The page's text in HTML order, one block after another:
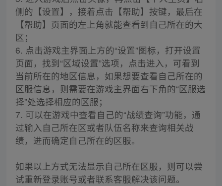
侧的【设置】，接着点击【帮助】按键，最后在
【帮助】页面的左上角就能查看到自己所在的大
区；
6. 点击游戏主界面上方的“设置”图标，打开设置
页面，找到“区域设置”选项，点击进入，可看到
当前所在的地区信息，如果想要查看自己所在的
区服信息，则需要在游戏主界面右下角的“区服选
择”处选择相应的区服；
7. 可以在游戏中查看自己的“战绩查询”功能，通
过输入自己所在区或者队伍名称来查询相关战
绩，进而确定自己所在的区服。
如果以上方式无法显示自己所在区服，则可以尝
试重新登录账号或者联系客服解决该问题。